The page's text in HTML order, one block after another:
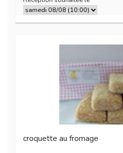
croquette au fromage